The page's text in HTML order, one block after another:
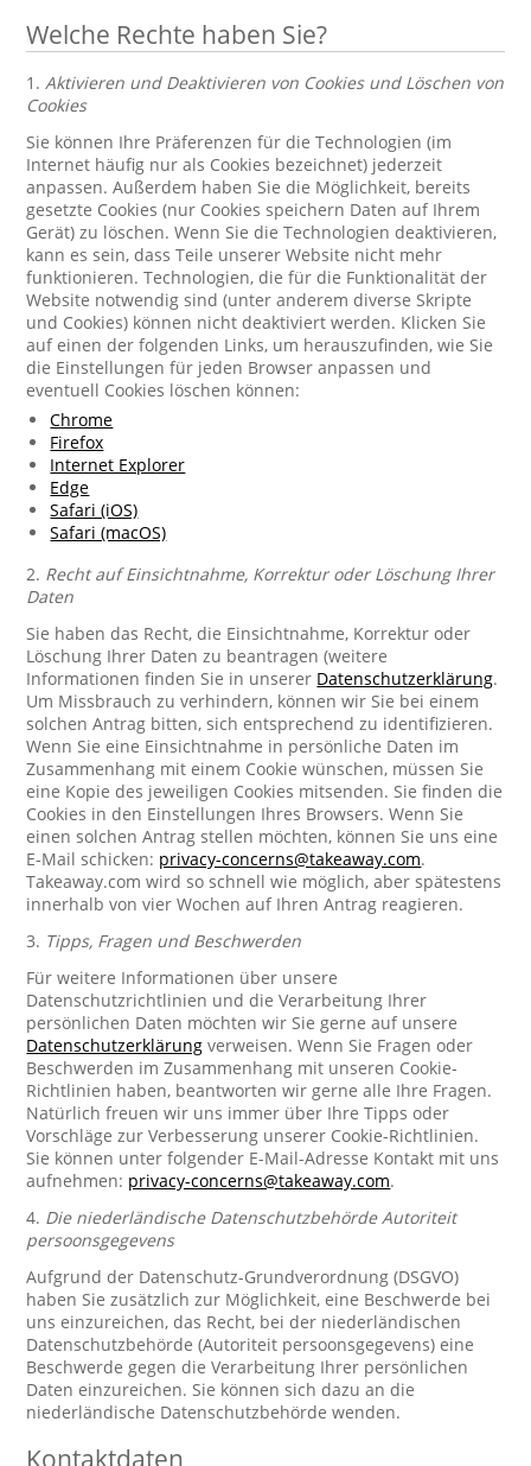
Welche Rechte haben Sie?
1.Aktivieren und Deaktivieren von Cookies und Löschen von
Cookies
Sie können Ihre Präferenzen für die Technologien (im
Internet häufig nur als Cookies bezeichnet) jederzeit
anpassen. Außerdem haben Sie die Möglichkeit, bereits
gesetzte Cookies (nur Cookies speichern Daten auf Ihrem
Gerät) zu löschen. Wenn Sie die Technologien deaktivieren,
kann es sein, dass Teile unserer Website nicht mehr
funktionieren. Technologien, die für die Funktionalität der
Website notwendig sind (unter anderem diverse Skripte
und Cookies) können nicht deaktiviert werden. Klicken Sie
auf einen der folgenden Links, um herauszufinden, wie Sie
die Einstellungen für jeden Browser anpassen und
eventuell Cookies löschen können:
Chrome
Firefox
Internet Explorer
Edge
Safari (iOS)
Safari (macOS)
2. Recht auf Einsichtnahme, Korrektur oder Löschung Ihrer
Daten
Sie haben das Recht, die Einsichtnahme, Korrektur oder
Löschung Ihrer Daten zu beantragen (weitere
Informationen finden Sie in unserer Datenschutzerklärung.
Um Missbrauch zu verhindern, können wir Sie bei einem
solchen Antrag bitten, sich entsprechend zu identifizieren.
Wenn Sie eine Einsichtnahme in persönliche Daten im
Zusammenhang mit einem Cookie wünschen, müssen Sie
eine Kopie des jeweiligen Cookies mitsenden. Sie finden die
Cookies in den Einstellungen Ihres Browsers. Wenn Sie
einen solchen Antrag stellen möchten, können Sie uns eine
E-Mail schicken: privacy-concerns@takeaway.com.
Takeaway.com wird so schnell wie möglich, aber spätestens
innerhalb von vier Wochen auf Ihren Antrag reagieren.
3. Tipps, Fragen und Beschwerden
Für weitere Informationen über unsere
Datenschutzrichtlinien und die Verarbeitung Ihrer
persönlichen Daten möchten wir Sie gerne auf unsere
Datenschutzerklärung verweisen. Wenn Sie Fragen oder
Beschwerden im Zusammenhang mit unseren Cookie-
Richtlinien haben, beantworten wir gerne alle Ihre Fragen.
Natürlich freuen wir uns immer über Ihre Tipps oder
Vorschläge zur Verbesserung unserer Cookie-Richtlinien.
Sie können unter folgender E-Mail-Adresse Kontakt mit uns
aufnehmen: privacy-concerns@takeaway.com.
4. Die niederländische Datenschutzbehörde Autoriteit
persoonsgegevens
Aufgrund der Datenschutz-Grundverordnung (DSGVO)
haben Sie zusätzlich zur Möglichkeit, eine Beschwerde bei
uns einzureichen, das Recht, bei der niederländischen
Datenschutzbehörde (Autoriteit persoonsgegevens) eine
Beschwerde gegen die Verarbeitung Ihrer persönlichen
Daten einzureichen. Sie können sich dazu an die
niederländische Datenschutzbehörde wenden.
Kontaktdaten